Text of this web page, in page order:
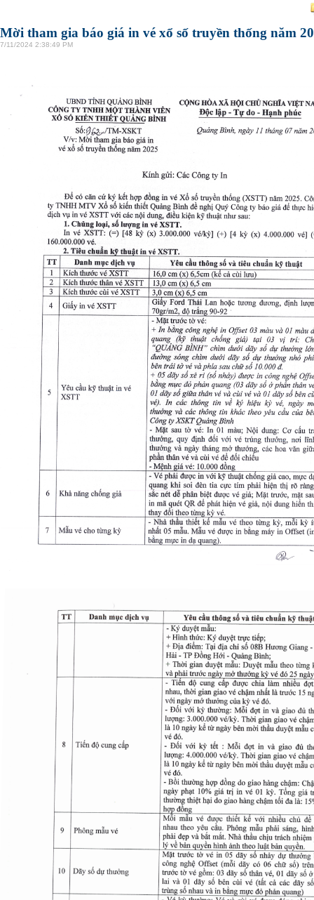
Mời tham gia báo giá in vé xổ số truyền thống năm
7/11/2024 2:38:49 PM